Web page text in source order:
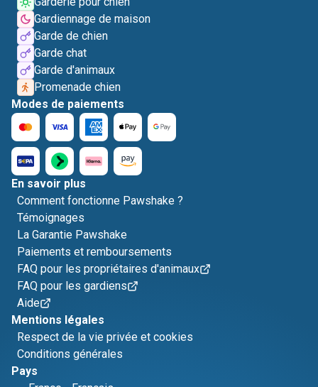
Gardiennage de maison
Garde de chien
Garde chat
Garde d'animaux
Promenade chien
Modes de paiements
En savoir plus
Comment fonctionne Pawshake ?
Témoignages
La Garantie Pawshake
Paiements et remboursements
FAQ pour les propriétaires d'animaux
FAQ pour les gardiens
Aide
Mentions légales
Respect de la vie privée et cookies
Conditions générales
Pays